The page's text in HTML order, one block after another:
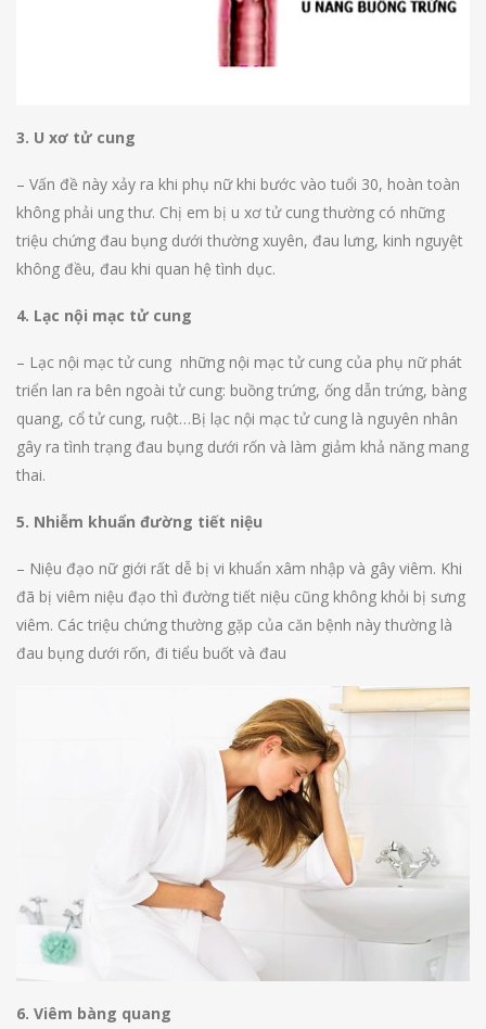
3. U xơ tử cung
– Vấn đề này xảy ra khi phụ nữ khi bước vào tuổi 30, hoàn toàn
không phải ung thư. Chị em bị u xơ tử cung thường có những
triệu chứng đau bụng dưới thường xuyên, đau lưng, kinh nguyệt
không đều, đau khi quan hệ tình dục.
4. Lạc nội mạc tử cung
– Lạc nội mạc tử cung những nội mạc tử cung của phụ nữ phát
triển lan ra bên ngoài tử cung: buồng trứng, ống dẫn trứng, bàng
quang, cổ tử cung, ruột…Bị lạc nội mạc tử cung là nguyên nhân
gây ra tình trạng đau bụng dưới rốn và làm giảm khả năng mang
thai.
5. Nhiễm khuẩn đường tiết niệu
– Niệu đạo nữ giới rất dễ bị vi khuẩn xâm nhập và gây viêm. Khi
đã bị viêm niệu đạo thì đường tiết niệu cũng không khỏi bị sưng
viêm. Các triệu chứng thường gặp của căn bệnh này thường là
đau bụng dưới rốn, đi tiểu buốt và đau
6. Viêm bàng quang